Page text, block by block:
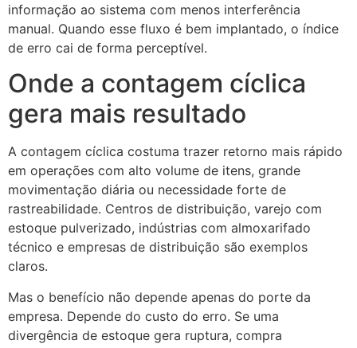
informação ao sistema com menos interferência
manual. Quando esse fluxo é bem implantado, o índice
de erro cai de forma perceptível.
Onde a contagem cíclica
gera mais resultado
A contagem cíclica costuma trazer retorno mais rápido
em operações com alto volume de itens, grande
movimentação diária ou necessidade forte de
rastreabilidade. Centros de distribuição, varejo com
estoque pulverizado, indústrias com almoxarifado
técnico e empresas de distribuição são exemplos
claros.
Mas o benefício não depende apenas do porte da
empresa. Depende do custo do erro. Se uma
divergência de estoque gera ruptura, compra